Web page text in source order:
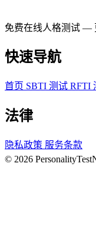
免费在线人格测试 —
快速导航
首页 SBTI 测试 RFTI
法律
隐私政策 服务条款
© 2026